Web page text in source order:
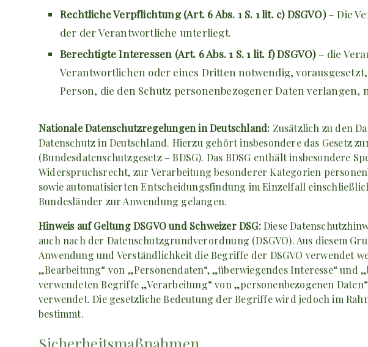
Rechtliche Verpflichtung (Art. 6 Abs. 1 S. 1 lit. c) DSGVO)– Die
der der Verantwortliche unterliegt.
Berechtigte Interessen (Art. 6 Abs. 1 S. 1 lit. f) DSGVO)– die
Verantwortlichen oder eines Dritten notwendig,
Person, die den Schutz personenbezogener Daten verlangen,
Nationale Datenschutzregelungen in Deutschland: Zusätzlich zu den
Datenschutz in Deutschland. Hierzu gehört insbesondere das Gesetz
(Bundesdatenschutzgesetz – BDSG). Das BDSG enthält insbesondere
Widerspruchsrecht, zur Verarbeitung besonderer Kategorien
sowie automatisierten Entscheidungsfindung im Einzelfall
Bundesländer zur Anwendung gelangen.
Hinweis auf Geltung DSGVO und Schweizer DSG: Diese
auch nach der Datenschutzgrundverordnung (DSGVO). Aus diesem
Anwendung und Verständlichkeit die Begriffe der DSGVO verwendet
„Bearbeitung“ von „Personendaten“, „überwiegendes Interesse“ und
verwendeten Begriffe „Verarbeitung“ von „personenbezogenen
verwendet. Die gesetzliche Bedeutung der Begriffe wird jedoch im
bestimmt.